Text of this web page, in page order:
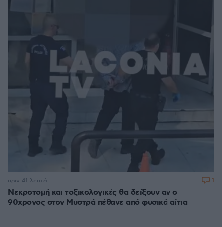
Νεκροτομή και τοξικολογικές θα δείξουν αν ο
90χρονος στον Μυστρά πέθανε από φυσικά αίτια
πριν 41 λεπτά 1